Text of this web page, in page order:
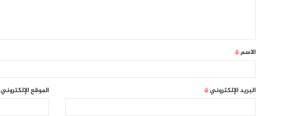
الاسم*
البريد الإلكتروني* الموقع الإلكتروني